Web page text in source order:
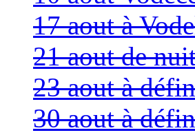
17 aout à
21 aout de
23 aout à
30 aout à